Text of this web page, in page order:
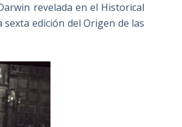
revelada en el Historical
sexta edición del Origen de las